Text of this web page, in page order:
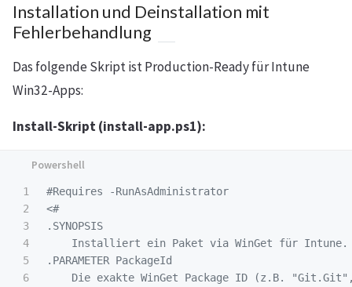
Installation und Deinstallation mit
Fehlerbehandlung
Das folgende Skript ist Production-Ready für Intune
Win32-Apps:
Install-Skript (install-app.ps1):
1
2
3
4
5
6
#Requires -RunAsAdministrator
.SYNOPSIS
.PARAMETER PackageId
Die exakte WinGet Package ID (z.B.